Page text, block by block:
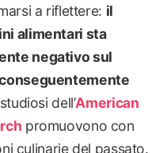
a riflettere: il
alimentari sta
negativo sul
dell’American
promuovono con
culinarie del passato.